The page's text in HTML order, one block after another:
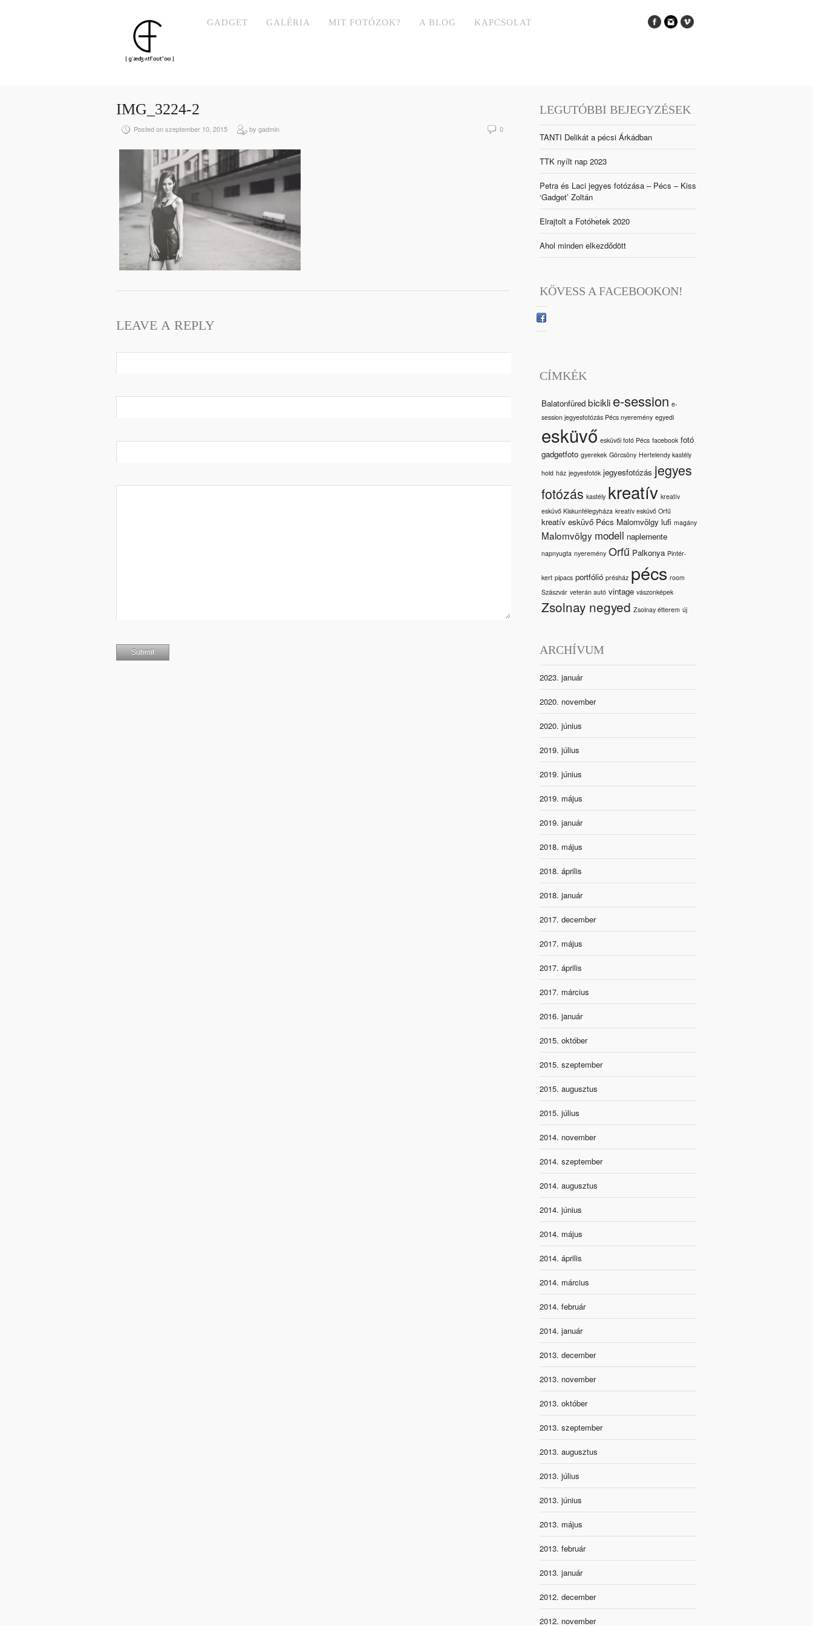
GADGET GALÉRIA MIT FOTÓZOK? A BLOG KAPCSOLAT
IMG_3224-2
Posted on szeptember 10, 2015 by gadmin 0
LEAVE A REPLY
LEGUTÓBBI BEJEGYZÉSEK
TANTI Delikát a pécsi Árkádban
TTK nyílt nap 2023
Petra és Laci jegyes fotózása – Pécs – Kiss
‘Gadget’ Zoltán
Elrajtolt a Fotóhetek 2020
Ahol minden elkezdődött
KÖVESS A FACEBOOKON!
CÍMKÉK
Balatonfüred bicikli e-session e-
session jegyesfotózás Pécs nyeremény egyedi
esküvő esküvői fotó Pécs facebook fotó
gadgetfoto gyerekek Görcsöny Hertelendy kastély
hold ház jegyesfotók jegyesfotózás jegyes
fotózás kastély kreatív kreatív
esküvő Kiskunfélegyháza kreatív esküvő Orfű
kreatív esküvő Pécs Malomvölgy lufi magány
Malomvölgy modell naplemente
napnyugta nyeremény Orfű Palkonya Pintér-
kert pipacs portfólió présház pécs room
Szászvár veterán autó vintage vászonképek
Zsolnay negyed Zsolnay étterem új
ARCHÍVUM
2023. január
2020. november
2020. június
2019. július
2019. június
2019. május
2019. január
2018. május
2018. április
2018. január
2017. december
2017. május
2017. április
2017. március
2016. január
2015. október
2015. szeptember
2015. augusztus
2015. július
2014. november
2014. szeptember
2014. augusztus
2014. június
2014. május
2014. április
2014. március
2014. február
2014. január
2013. december
2013. november
2013. október
2013. szeptember
2013. augusztus
2013. július
2013. június
2013. május
2013. február
2013. január
2012. december
2012. november